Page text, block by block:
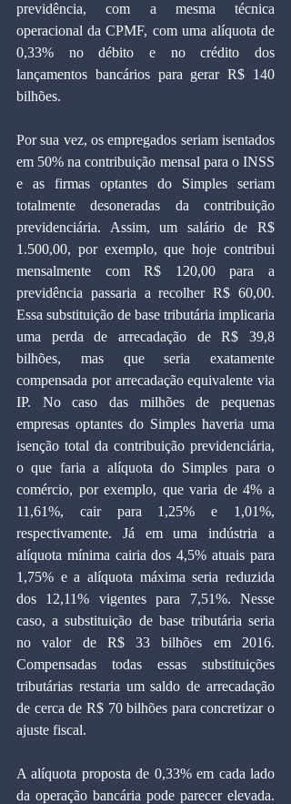
previdência, com a mesma técnica
operacional da CPMF, com uma alíquota de
0,33% no débito e no crédito dos
lançamentos bancários para gerar R$ 140
bilhões.
Por sua vez, os empregados seriam isentados
em 50% na contribuição mensal para o INSS
e as firmas optantes do Simples seriam
totalmente desoneradas da contribuição
previdenciária. Assim, um salário de R$
1.500,00, por exemplo, que hoje contribui
mensalmente com R$ 120,00 para a
previdência passaria a recolher R$ 60,00.
Essa substituição de base tributária implicaria
uma perda de arrecadação de R$ 39,8
bilhões, mas que seria exatamente
compensada por arrecadação equivalente via
IP. No caso das milhões de pequenas
empresas optantes do Simples haveria uma
isenção total da contribuição previdenciária,
o que faria a alíquota do Simples para o
comércio, por exemplo, que varia de 4% a
11,61%, cair para 1,25% e 1,01%,
respectivamente. Já em uma indústria a
alíquota mínima cairia dos 4,5% atuais para
1,75% e a alíquota máxima seria reduzida
dos 12,11% vigentes para 7,51%. Nesse
caso, a substituição de base tributária seria
no valor de R$ 33 bilhões em 2016.
Compensadas todas essas substituições
tributárias restaria um saldo de arrecadação
de cerca de R$ 70 bilhões para concretizar o
ajuste fiscal.
A alíquota proposta de 0,33% em cada lado
da operação bancária pode parecer elevada.